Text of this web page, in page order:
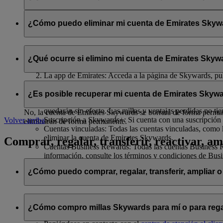
Se compartirán con flydubai su nombre y su dirección de
política de privacidad de flydubai.
¿Cómo puedo eliminar mi cuenta de Emirates
Puede eliminar su cuenta de Emirates Skywards o cancelar
La app de Emirates: Acceda a la página de Skywards,
¿Qué ocurre si elimino mi cuenta de Emirates
Si decide eliminar su cuenta de Emirates Skywards o
Millas Skywards y recompensas no utilizadas: Todas
quedarán sin efecto. Las millas y ventajas perdidas no
Suscripción a Skywards+: Si cuenta con una
Cuentas vinculadas: Todas las cuentas vinculadas,
eliminar la cuenta de Emirates Skywards.
Cuentas Business Rewards: Todas las cuentas
información, consulte los términos y condiciones de
¿Es posible recuperar mi cuenta de Emirates
No, la cuenta de Emirates Skywards se borrará de forma
eliminarán de forma permanente.
Volver arriba
Comprar, regalar, transferir, reactivar,
¿Cómo puedo comprar, regalar, transferir, ampliar
Si desea comprar, regalar y transferir millas Skywards, puede
¿Cómo compro millas Skywards para mí o para